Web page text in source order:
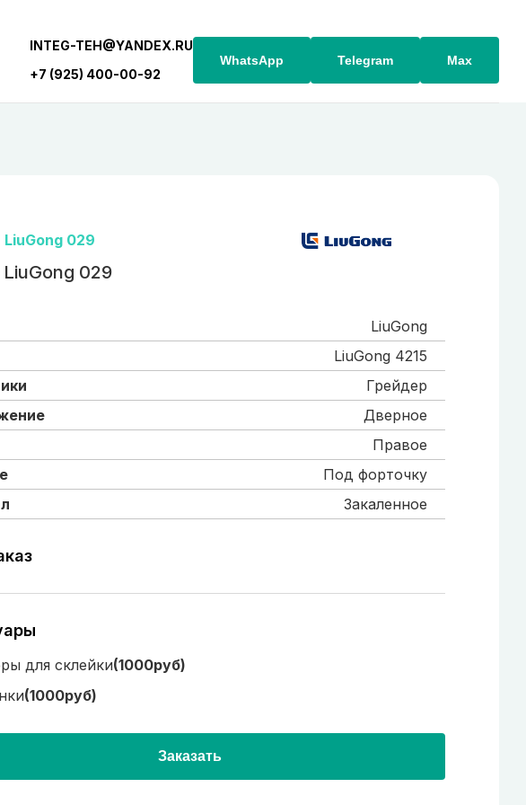
INTEG-TEH@YANDEX.RU
+7 (925) 400-00-92
WhatsApp Telegram Max
029
029
LiuGong
LiuGong 4215
Грейдер
Дверное
Правое
Под форточку
Закаленное
для склейки(1000руб)
(1000руб)
Заказать